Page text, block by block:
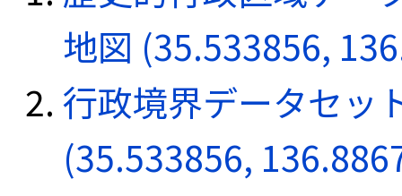
地図 (35.533856,
行政境界データセッ
(35.533856,